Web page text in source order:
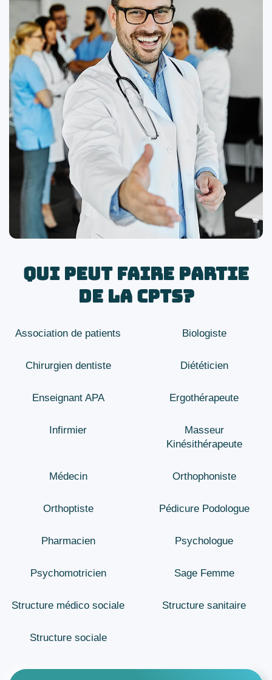
Qui peut faire partie
de la CPTS?
Association de patients Biologiste
Chirurgien dentiste Diététicien
Enseignant APA Ergothérapeute
Infirmier
Masseur
Kinésithérapeute
Médecin Orthophoniste
Orthoptiste Pédicure Podologue
Pharmacien Psychologue
Psychomotricien Sage Femme
Structure médico sociale Structure sanitaire
Structure sociale